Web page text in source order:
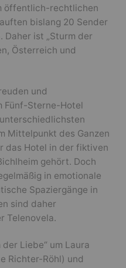
öffentlich-rechtlichen
bislang 20 Sender
Daher ist „Sturm der
Österreich und
und
Fünf-Sterne-Hotel
Mittelpunkt des Ganzen
das Hotel in der fiktiven
gehört. Doch
in emotionale
Spaziergänge in
sind daher
Telenovela.
Liebe“ um Laura
Richter-Röhl) und